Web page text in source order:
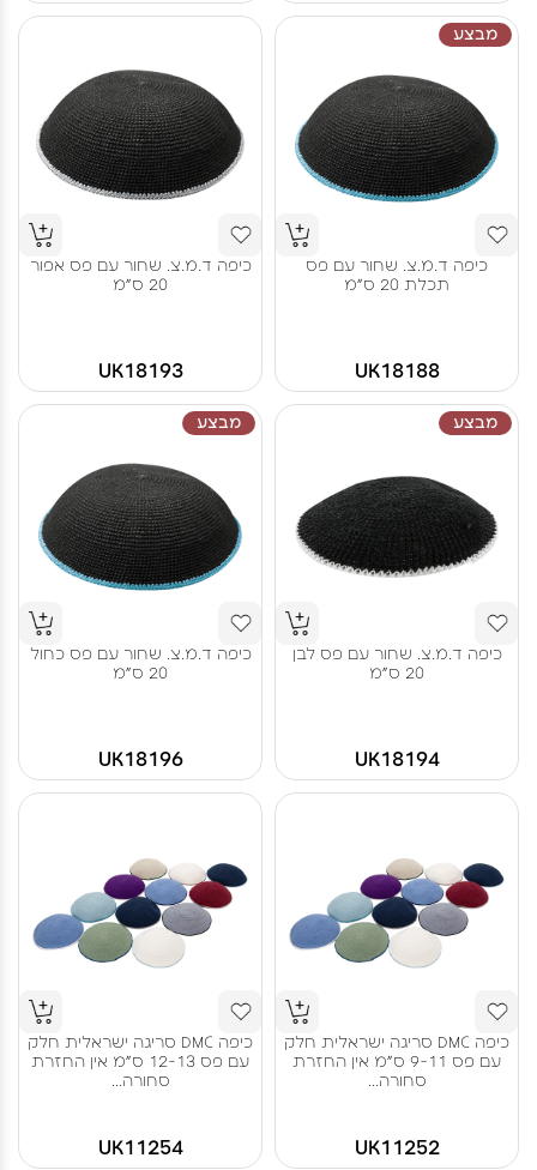
מבצע
כיפה ד.מ.צ. שחור עם פס
תכלת 20 ס"מ
UK18188
כיפה ד.מ.צ. שחור עם פס אפור
20 ס"מ
UK18193
מבצע
כיפה ד.מ.צ. שחור עם פס לבן
20 ס"מ
UK18194
מבצע
כיפה ד.מ.צ. שחור עם פס כחול
20 ס"מ
UK18196
כיפה DMC סריגה ישראלית חלק
עם פס 9-11 ס"מ אין החזרת
סחורה...
UK11252
כיפה DMC סריגה ישראלית חלק
עם פס 12-13 ס"מ אין החזרת
סחורה...
UK11254